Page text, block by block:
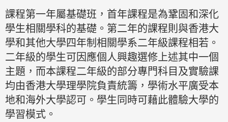
課程第一年屬基礎班，首年課程是為鞏固和深化
學生相關學科的基礎。第二年的課程則與香港大
學和其他大學四年制相關學系二年級課程相若。
二年級的學生可因應個人興趣選修上述其中一個
主題，而本課程二年級的部分專門科目及實驗課
均由香港大學理學院負責統籌，學術水平廣受本
地和海外大學認可。學生同時可藉此體驗大學的
學習模式。